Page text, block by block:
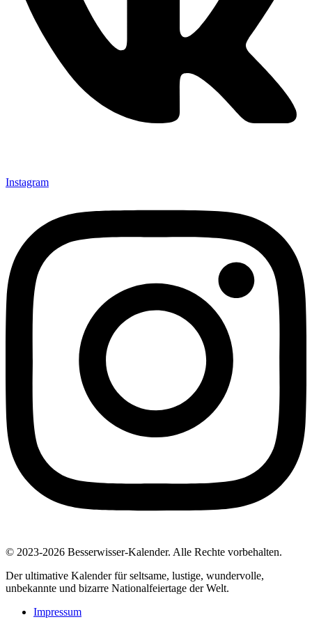
Instagram
© 2023-2026 Besserwisser-Kalender. Alle Rechte vorbehalten.
Der ultimative Kalender für seltsame, lustige, wundervolle,
unbekannte und bizarre Nationalfeiertage der Welt.
Impressum